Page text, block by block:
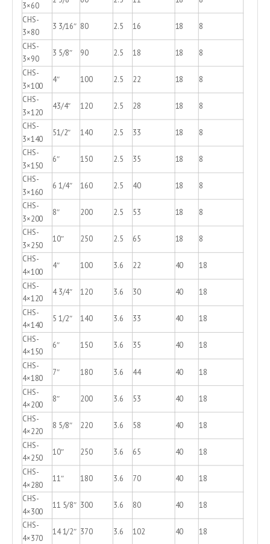
3×60
CHS-
3×80
3 3/16″ 80 2.5 16 18
8
CHS-
3×90
3 5/8″ 90 2.5 18 18
8
CHS-
3×100
4″ 100 2.5 22 18
8
CHS-
3×120
43/4″ 120 2.5 28 18
8
CHS-
3×140
51/2″ 140 2.5 33 18
8
CHS-
3×150
6″ 150 2.5 35 18
8
CHS-
3×160
6 1/4″ 160 2.5 40 18
8
CHS-
3×200
8″ 200 2.5 53 18
8
CHS-
3×250
10″ 250 2.5 65 18
8
CHS-
4×100
4″ 100 3.6 22 40
18
CHS-
4×120
4 3/4″ 120 3.6 30 40
18
CHS-
4×140
5 1/2″ 140 3.6 33 40 18
CHS-
4×150
6″ 150 3.6 35 40 18
CHS-
4×180
7″ 180 3.6 44 40 18
CHS-
4×200
8″ 200 3.6 53 40 18
CHS-
4×220
8 5/8″ 220 3.6 58 40 18
CHS-
4×250
10″ 250 3.6 65 40 18
CHS-
4×280
11″ 180 3.6 70 40 18
CHS-
4×300
11 5/8″ 300 3.6 80 40
18
CHS-
4×370
14 1/2″ 370 3.6 102 40
18